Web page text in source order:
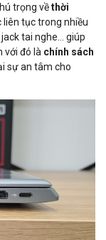
trọng vềthời
liên tục trong nhiều
jack tai nghe… giúp
với đó là chính sách
sự an tâm cho